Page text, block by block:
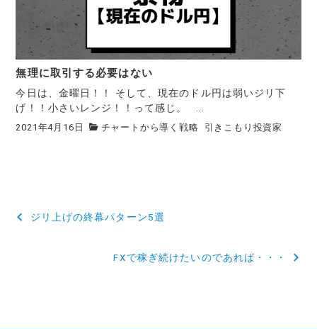
無理に取引する必要はない
今日は、金曜日！！ そして、現在のドル円は弱いジリ下
げ！！小さいレンジ！！って感じ。 ...
2021年4月16日 チャートから導く戦略 引きこもり投資家
投
ジリ上げの終幕パターン5選
FXで稼ぎ続けたいのであれば・・・